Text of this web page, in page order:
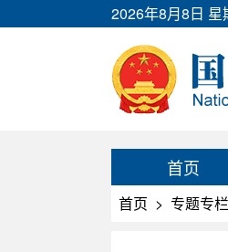
2026年8月8日 星
首页
首页 > 专题专栏